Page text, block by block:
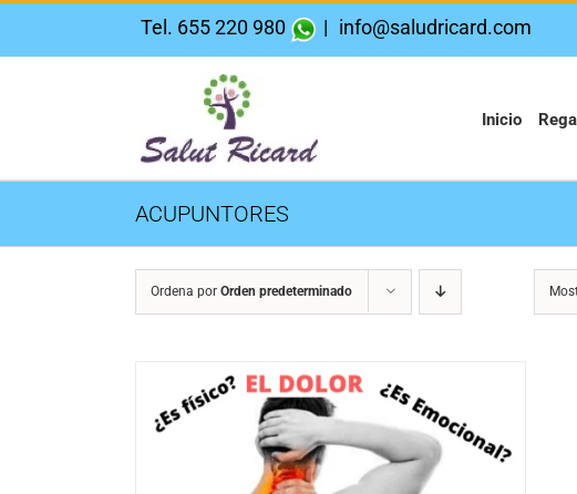
Tel. 655 220 980 | info@saludricard.com
Inicio
ACUPUNTORES
Ordena por Orden predeterminado